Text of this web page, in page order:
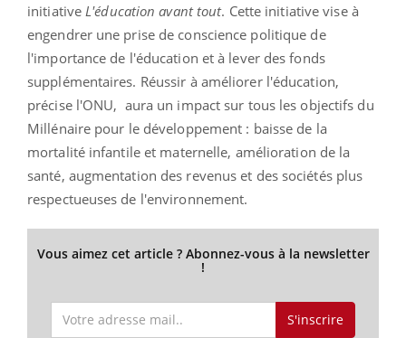
initiative L'éducation avant tout. Cette initiative vise à
engendrer une prise de conscience politique de
l'importance de l'éducation et à lever des fonds
supplémentaires. Réussir à améliorer l'éducation,
précise l'ONU, aura un impact sur tous les objectifs du
Millénaire pour le développement : baisse de la
mortalité infantile et maternelle, amélioration de la
santé, augmentation des revenus et des sociétés plus
respectueuses de l'environnement.
Vous aimez cet article ? Abonnez-vous à la newsletter
!
S'inscrire